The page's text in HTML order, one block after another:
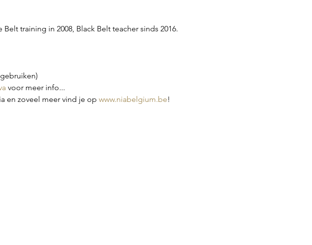
training in 2008, Black Belt teacher sinds 2016.
voor meer info...
en zoveel meer vind je op www.niabelgium.be!